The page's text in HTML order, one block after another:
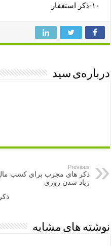
۱۰-ذکر استغفار
درباره‌ی سید
Previous
ذکر های مجرب برای کسب
زیاد شدن روزی
نوشته های مشابه